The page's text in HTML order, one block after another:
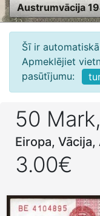
Austrumvācija
Šī ir
Apmeklējiet
pasūtījumu:
50
Eiropa,
3.00€